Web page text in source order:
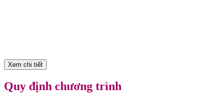
Xem chi tiết
Quy định chương trình